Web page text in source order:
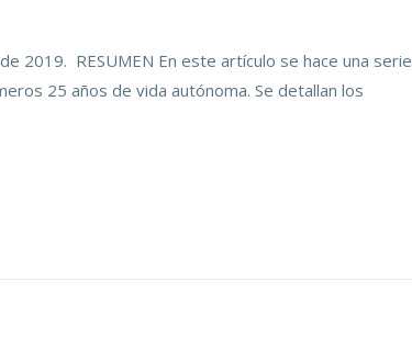
2019. RESUMEN En este artículo se hace una serie
25 años de vida autónoma. Se detallan los